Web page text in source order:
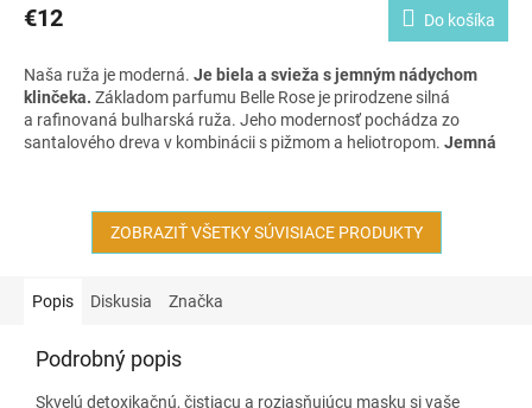
€12 Do košíka
Naša ruža je moderná. Je biela a svieža s jemným nádychom
klinčeka. Základom parfumu Belle Rose je prirodzene silná
a rafinovaná bulharská ruža. Jeho modernosť pochádza zo
santalového dreva v kombinácii s pižmom a heliotropom. Jemná
parfémy so100% prírodným zložením, bez alkoholu.Parfém,
ktorý je zároveňvýživnou kúrou pre pokožku. Je skvelý na cesty
alebo do kabelky. Budete ho maťvždy so sebou.
ZOBRAZIŤ VŠETKY SÚVISIACE PRODUKTY
Popis Diskusia Značka
Podrobný popis
Skvelú detoxikačnú, čistiacu a rozjasňujúcu masku si vaše